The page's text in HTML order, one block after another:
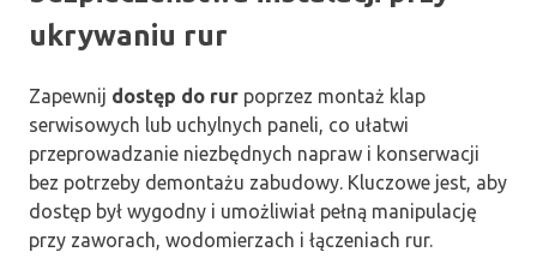
ukrywaniu rur
Zapewnij dostęp do rur poprzez montaż klap
serwisowych lub uchylnych paneli, co ułatwi
przeprowadzanie niezbędnych napraw i konserwacji
bez potrzeby demontażu zabudowy. Kluczowe jest, aby
dostęp był wygodny i umożliwiał pełną manipulację
przy zaworach, wodomierzach i łączeniach rur.